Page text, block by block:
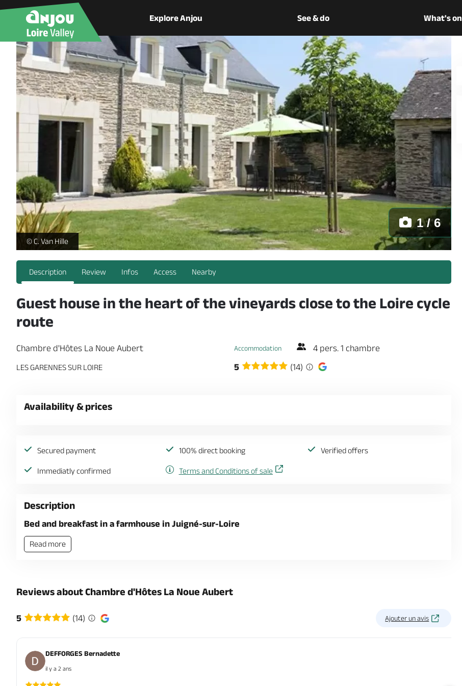
Explore Anjou See & do What's on
Chambre d'Hôtes - La Noue Aubert -
© C. Van Hille
1 / 6
Description Review Infos Access Nearby
Guest house in the heart of the vineyards close to the Loire cycle
route
Chambre d'Hôtes La Noue Aubert Accommodation 4 pers. 1 chambre
LES GARENNES SUR LOIRE 5 (14)
Availability & prices
Secured payment 100% direct booking Verified offers
Immediatly confirmed Terms and Conditions of sale
Description
Bed and breakfast in a farmhouse in Juigné-sur-Loire
Read more
Reviews about Chambre d'Hôtes La Noue Aubert
5 (14) Ajouter un avis
DEFFORGES Bernadette
il y a 2 ans